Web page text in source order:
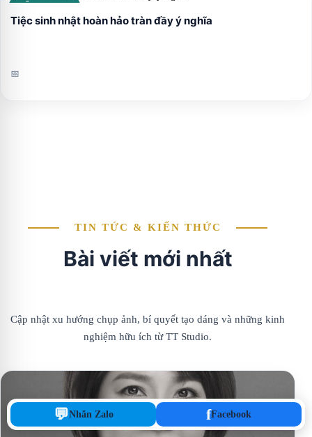
CẨM NANG
Tiệc sinh nhật hoàn hảo tràn đầy ý nghĩa
📅
TIN TỨC & KIẾN THỨC
Bài viết mới nhất
Cập nhật xu hướng chụp ảnh, bí quyết tạo dáng và những kinh
nghiệm hữu ích từ TT Studio.
💬Nhắn Zalo fFacebook